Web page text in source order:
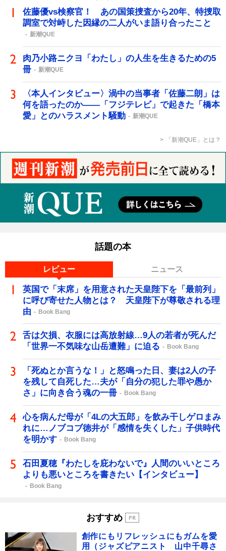
佐藤優vs検察官！ あの国策捜査から20年、特捜取
調室で対峙した因縁の二人がいま語り合ったこと
新潮QUE
肉乃小路ニクヨ「わたし」の人生を生きるための5
冊
新潮QUE
〈本人インタビュー〉渦中の当事者「佐藤二朗」は
何を語ったのか――「フジテレビ」で起きた「橋本
愛」とのハラスメント騒動
新潮QUE
「新潮QUE」とは？
話題の本
レビュー ニュース
英国で「末席」を用意された天皇陛下を「最前列」
に呼び寄せた人物とは？ 天皇陛下が尊敬される理
由
Book Bang
舌は欠損、衣服には高放射線…9人の若者が死んだ
「世界一不気味な山岳遭難」に迫る
Book Bang
「死ぬとか言うな！」と怒鳴った日、妻は2人の子
を残して自死した…夫が「自分の犯した罪や愚か
さ」に向き合う魂の一冊
Book Bang
心を病んだ母が「4Lの大五郎」を飲み干しゲロまみ
れに…ノブコブ徳井が「感情を失くした」子供時代
を明かす
Book Bang
石田夏穂『わたしを庇わないで』人間のいいところ
よりも悪いところを書きたい【インタビュー】
Book Bang
おすすめ
創作にもリフレッシュにもガムを愛
用（ジャズピアニスト 山中千尋さ